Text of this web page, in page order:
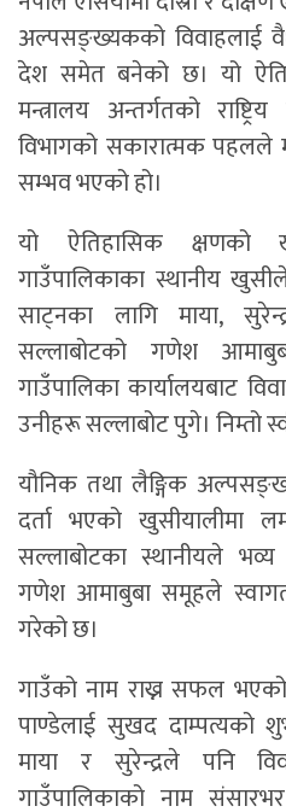
अल्पसङ्ख्यकको विवाहलाई
देश समेत बनेको छ। यो
मन्त्रालय अन्तर्गतको
विभागको सकारात्मक पहलले
सम्भव भएको हो।
यो ऐतिहासिक क्षणको
गाउँपालिकाका स्थानीय
साट्नका लागि माया,
सल्लाबोटको गणेश
गाउँपालिका कार्यालयबाट
उनीहरू सल्लाबोट पुगे। निम्तो
यौनिक तथा लैङ्गिक
दर्ता भएको खुसीयालीमा
सल्लाबोटका स्थानीयले
गणेश आमाबुबा समूहले
गरेको छ।
गाउँको नाम राख्न सफल
पाण्डेलाई सुखद दाम्पत्यको
माया र सुरेन्द्रले पनि
गाउँपालिकाको नाम